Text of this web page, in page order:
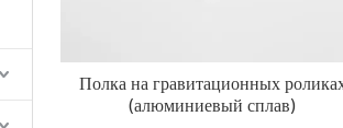
Полка на гравитационных
(алюминиевый сплав)